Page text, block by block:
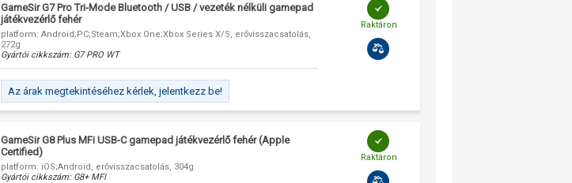
GameSir G7 Pro Tri-Mode Bluetooth / USB / vezeték nélküli gamepad
játékvezérlő fehér
platform: Android;PC;Steam;Xbox One;Xbox Series X/S, erővisszacsatolás,
272g
Gyártói cikkszám: G7 PRO WT
Az árak megtekintéséhez kérlek, jelentkezz be!
Raktáron
GameSir G8 Plus MFi USB-C gamepad játékvezérlő fehér (Apple
Certified)
platform: iOS;Android, erővisszacsatolás, 304g
Gyártói cikkszám: G8+ MFI
Raktáron